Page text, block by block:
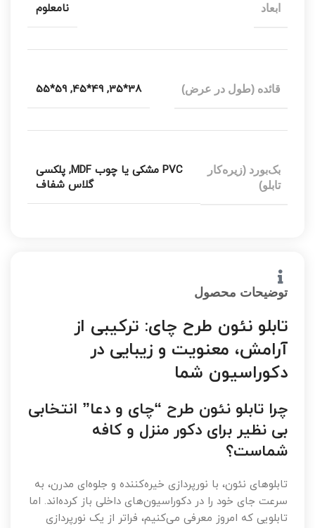
ابعاد نامعلوم
قائده (طول در عرض) 38*35
,
49*45
,
59*55
بک‌بورد (زیره‌کار
تابلو)
PVC مشکی یا چوب MDF , پلکسی
گلاس شفاف
توضیحات محصول
تابلو نئون طرح چای: ترکیبی از
آرامش، معنویت و زیبایی در
دکوراسیون شما
چرا تابلو نئون طرح “چای و دعا” انتخابی
بی نظیر برای دکور منزل و کافه
شماست؟
تابلوهای نئون، با نورپردازی خیره‌کننده و جلوه‌ای مدرن، به
سرعت جای خود را در دکوراسیون‌های داخلی باز کرده‌اند. اما
تابلویی که امروز معرفی می‌کنیم، فراتر از یک نورپردازی